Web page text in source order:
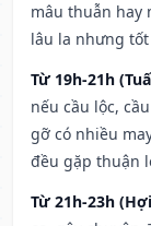
mâu thuẫn hay
lâu la nhưng
Từ 19h-21h
nếu cầu lộc,
gỡ có nhiều
đều gặp thuận
Từ 21h-23h